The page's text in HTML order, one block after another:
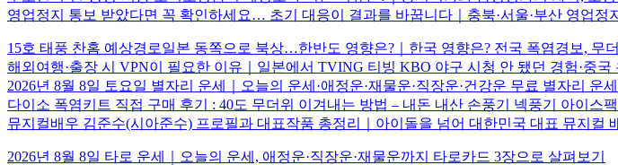
영업정지 통보 받았다면 꼭 확인하세요… 초기 대응이 결과를 바꿉니다｜충북·서울·부산 영업정
15호 태풍 찬홈 예상경로일본 동쪽으로 북상…한반도 영향은?｜한국 영향은? 전국 폭염경보, 무
해외여행·출장 시 VPN이 필요한 이유｜일본에서 TVING 티빙 KBO 야구 시청 안 됐던 경험·중국
2026년 8월 8일 토요일 별자리 운세｜오늘의 운세·애정운·재물운·직장운·건강운 무료 별자리 운
다이소 폭염키트 직접 구매 후기 : 40도 무더위 이겨내는 방법 – 내돈 내산 손풍기 넥풍기 아이스
뮤지컬배우 김준수(시아준수) 프로필과 대표작품 총정리｜아이돌을 넘어 대한민국 대표 뮤지컬
2026년 8월 8일 타로 운세｜오늘의 운세, 애정운·직장운·재물운까지 타로카드 3장으로 살펴보기